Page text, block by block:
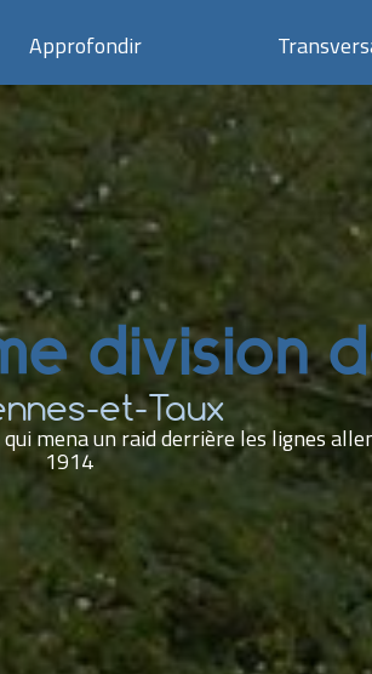
Approfondir
division
et-Taux
mena un raid derrière les lignes
1914